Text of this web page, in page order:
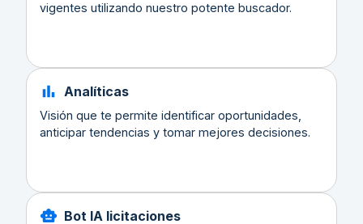
vigentes utilizando nuestro potente buscador.
Analíticas
Visión que te permite identificar oportunidades,
anticipar tendencias y tomar mejores decisiones.
Bot IA licitaciones